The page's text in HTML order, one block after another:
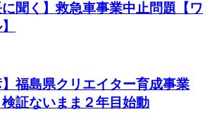
に聞く】救急車事業中止問題【ワ
】福島県クリエイター育成事業
検証ないまま２年目始動